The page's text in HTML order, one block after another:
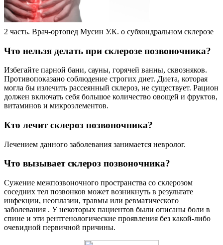
2 часть. Врач-ортопед Мусин У.К. о субхондральном склерозе
Что нельзя делать при склерозе позвоночника?
Избегайте парной бани, сауны, горячей ванны, сквозняков.
Противопоказано соблюдение строгих диет. Диета, которая
могла бы излечить рассеянный склероз, не существует. Рацион
должен включать себя большое количество овощей и фруктов,
витаминов и микроэлементов.
Кто лечит склероз позвоночника?
Лечением данного заболевания занимается невролог.
Что вызывает склероз позвоночника?
Сужение межпозвоночного пространства со склерозом
соседних тел позвонков может возникнуть в результате
инфекции, неоплазии, травмы или ревматического
заболевания . У некоторых пациентов были описаны боли в
спине и эти рентгенологические проявления без какой-либо
очевидной первичной причины.